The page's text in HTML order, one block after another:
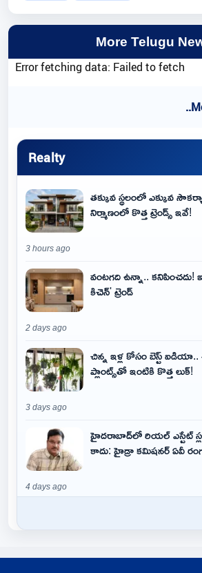
More Telugu
Error fetching data: Failed to fetch
Realty
తక్కువ స్థలంలో ఎక్కువ
నిర్మాణంలో కొత్త ట్రెండ్స్ ఇవే!
3 hours ago
వంటగది ఉన్నా.. కనిపించదు!
కిచెన్' ట్రెండ్
2 days ago
చిన్న ఇళ్ల కోసం బెస్ట్
ప్లాంట్స్‌తో ఇంటికి కొత్త లుక్!
3 days ago
హైదరాబాద్‌లో రియల్ ఎస్టేట్
కాదు: హైడ్రా కమిషనర్ ఏవీ
4 days ago